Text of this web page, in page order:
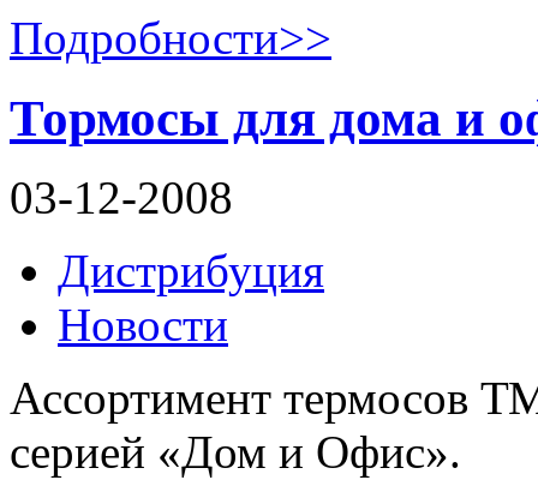
Подробности>>
Тормосы для дома и
03-12-2008
Дистрибуция
Новости
Ассортимент термосов
серией «Дом и Офис».